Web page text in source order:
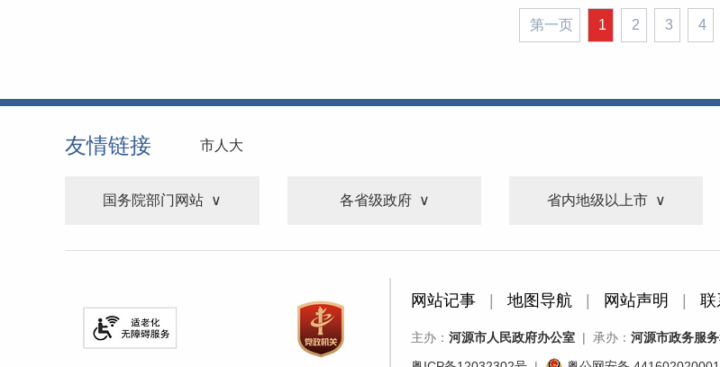
第一页 1 2 3 4
友情链接 市人大
国务院部门网站 各省级政府 省内地级以上市
网站记事 地图导航 网站声明 联
主办： 河源市人民政府办公室 | 承办： 河源市政务服